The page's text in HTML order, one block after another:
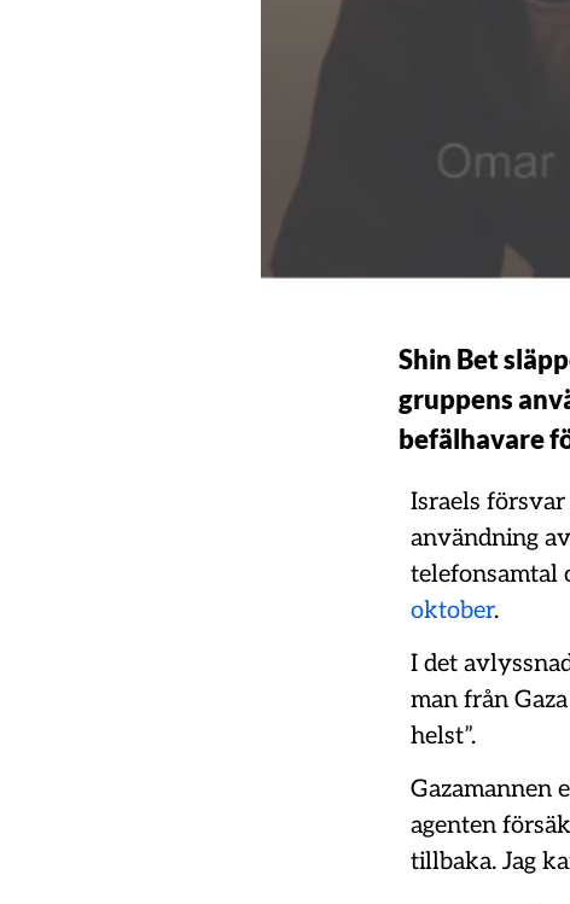
Shin Bet
gruppens
befälhavare
Israels
användning
telefonsamtal
oktober.
I det
man från
helst”.
Gazamannen
agenten
tillbaka. Jag